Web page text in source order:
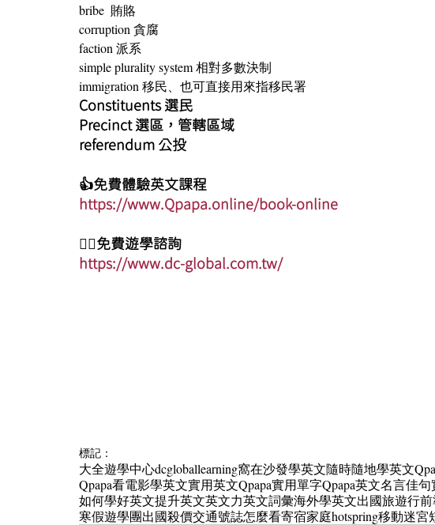
bribe  賄賂
corruption 貪腐
faction 派系
simple plurality system 相對多數決制
immigration 移民、也可直接用來指移民署
Constituents 選民
Precinct 選區，管轄區域
referendum 公投
👍免費體驗英文課程
https://www.Qpapa.online/book-online
🏄‍♀️免費遊學諮詢
https://www.dc-global.com.tw/
標記：
大全遊學中心dcgloballearning窩在沙發學英文隨時隨地學英文
Qpapa看電影學英文實用英文Qpapa實用單字Qpapa英文名言佳句
如何學好英文提升英文英文力英文詞彙海外學英文出國旅遊行
寒假遊學團出國殺價交通號誌怎麼看寄宿家庭hotspring移動迷宮